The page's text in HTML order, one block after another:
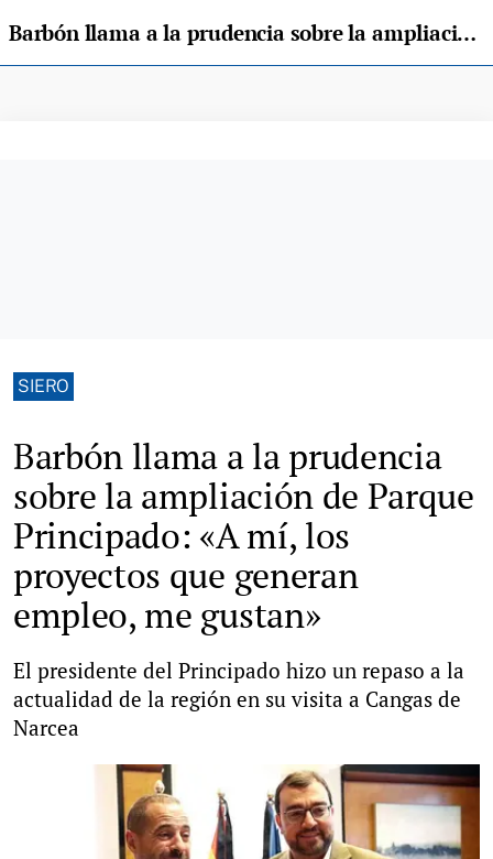
Barbón llama a la prudencia sobre la ampliación de Parque Principado: «A mí, los proyectos que generan empleo, me gustan»
SIERO
Barbón llama a la prudencia
sobre la ampliación de Parque
Principado: «A mí, los
proyectos que generan
empleo, me gustan»
El presidente del Principado hizo un repaso a la
actualidad de la región en su visita a Cangas de
Narcea